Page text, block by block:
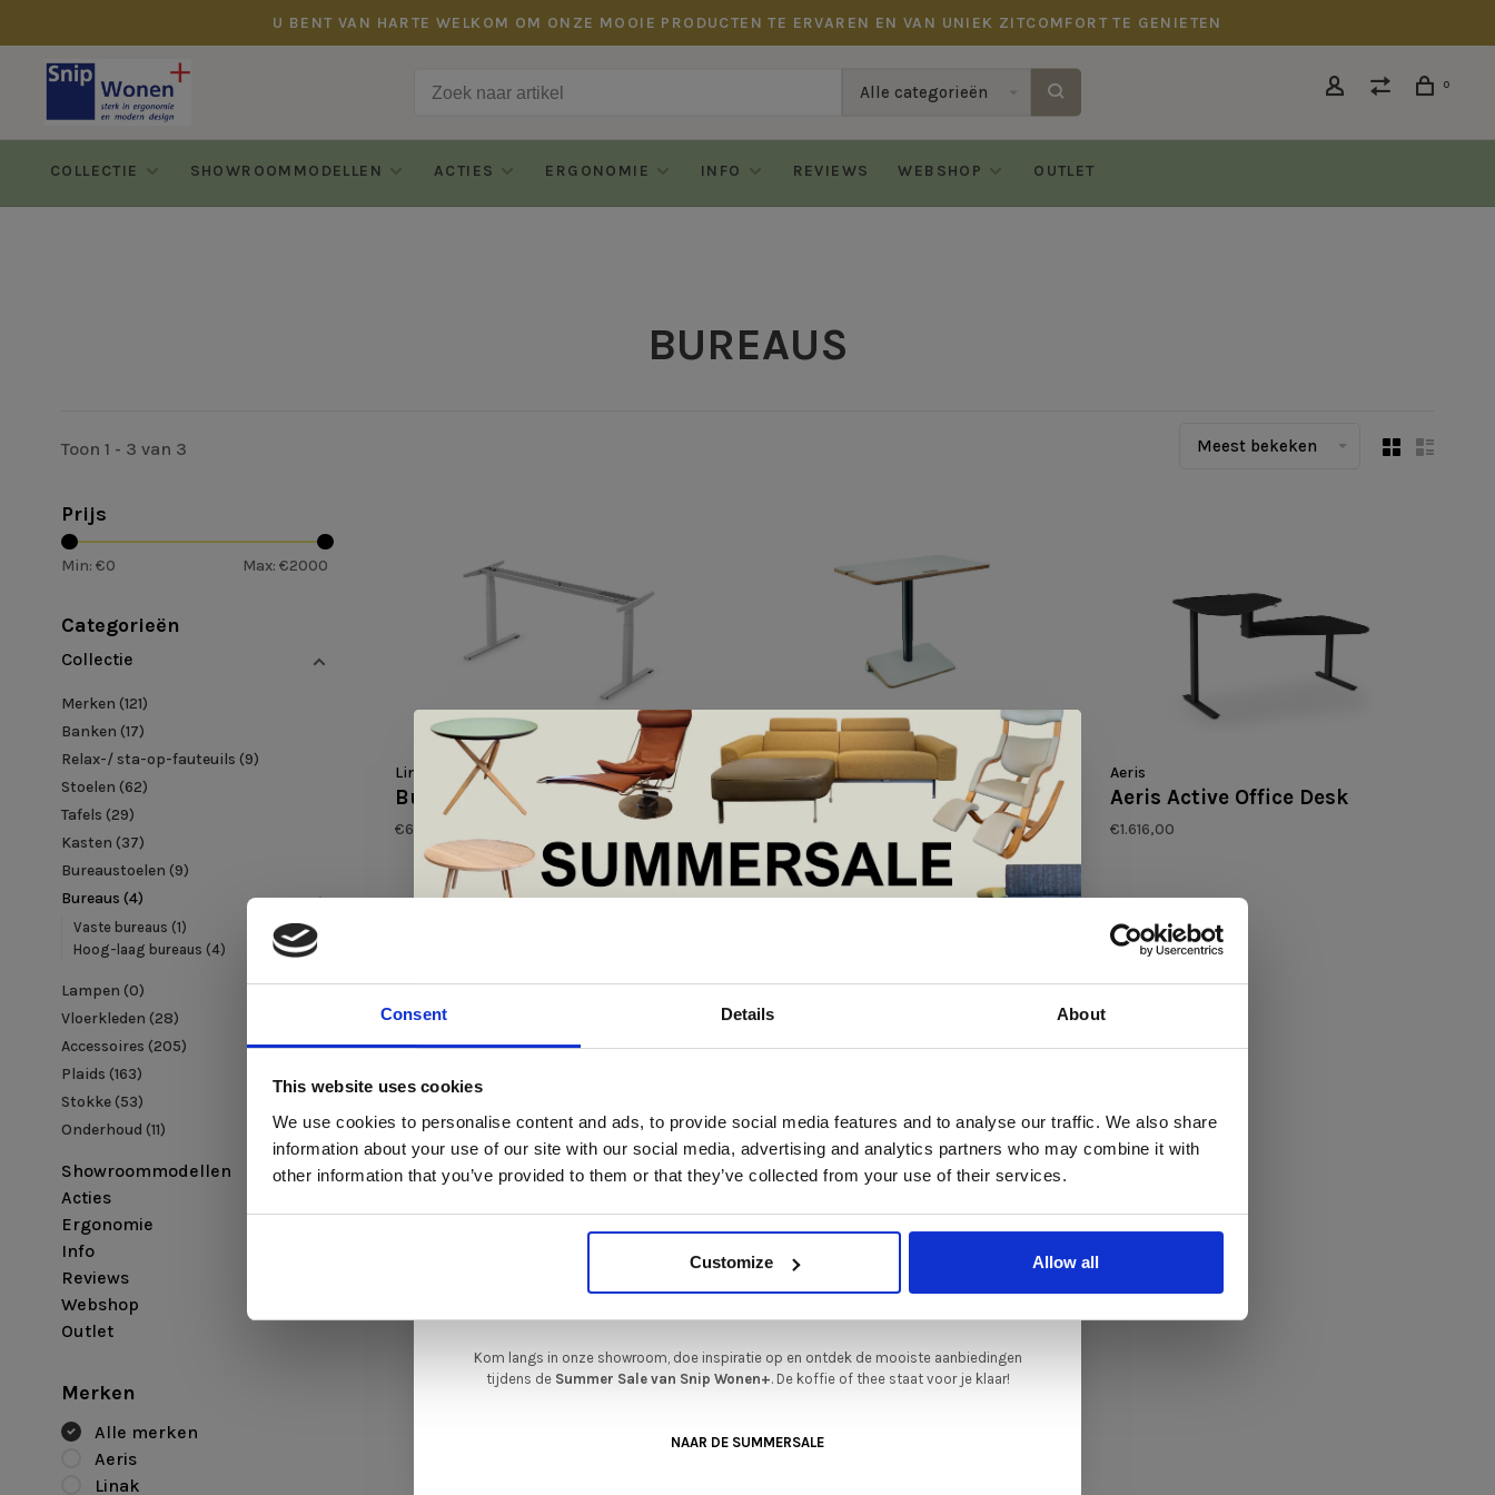
Consent Details About
This website uses cookies
We use cookies to personalise content and ads, to provide social media features and to analyse our traffic. We also share
information about your use of our site with our social media, advertising and analytics partners who may combine it with
other information that you’ve provided to them or that they’ve collected from your use of their services.
Customize Allow all
U BENT VAN HARTE WELKOM OM ONZE MOOIE PRODUCTEN TE ERVAREN EN VAN UNIEK ZITCOMFORT TE GENIETEN
Alle categorieën 0
COLLECTIE SHOWROOMMODELLEN ACTIES ERGONOMIE INFO REVIEWS WEBSHOP OUTLET
BUREAUS
Toon 1 - 3 van 3 Meest bekeken
Prijs
Min: €0 Max: €2000
Categorieën
Collectie
Merken (121)
Banken (17)
Relax-/ sta-op-fauteuils (9)
Stoelen (62)
Tafels (29)
Kasten (37)
Bureaustoelen (9)
Bureaus (4)
Vaste bureaus (1)
Hoog-laag bureaus (4)
Lampen (0)
Vloerkleden (28)
Accessoires (205)
Plaids (163)
Stokke(53)
Onderhoud (11)
Showroommodellen
Acties
Ergonomie
Info
Reviews
Webshop
Outlet
Merken
Alle merken
Aeris
Linak
Linak
Bureauframe Linak
€695,00
Ongo
Ongo Spark
€750,00
Aeris
Aeris Active Office Desk
€1.616,00
De Summer Sale bij Snip Wonen+ is gestart!
In onze showroom vind je een uitgebreide selectie designmeubelen van
gerenommeerde Nederlandse en Europese merken. Onder andere showroommodellen
van
Sculptures Jeux Artisanzijn nu extra voordelig
gelegenheid om jouw favoriete designmeubel geheel naar wens samen te stellen,
met de kwaliteit, het comfort en de uitstraling die je van Snip Wonen+ mag
Kom langs in onze showroom, doe inspiratie op en ontdek de mooiste aanbiedingen
tijdens de Summer Sale van Snip Wonen+. De koffie of thee staat voor je klaar!
NAAR DE SUMMERSALE